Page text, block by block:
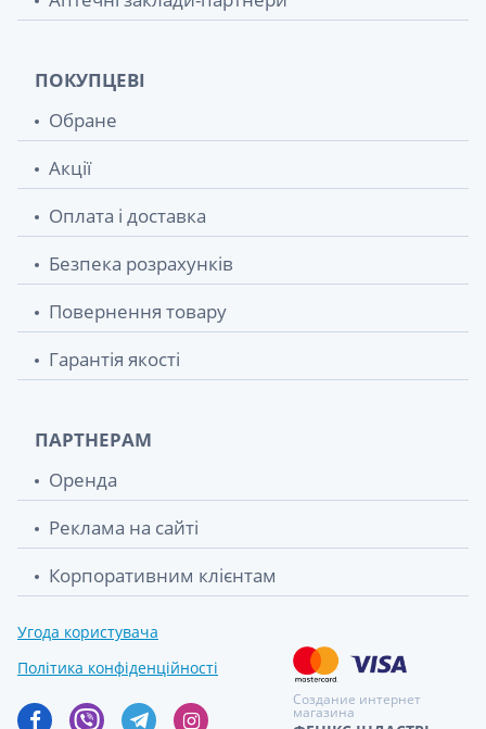
ПОКУПЦЕВІ
Обране
Акції
Оплата і доставка
Безпека розрахунків
Повернення товару
Гарантія якості
ПАРТНЕРАМ
Оренда
Реклама на сайті
Корпоративним клієнтам
Угода користувача
Політика конфіденційності
Создание интернет
магазина